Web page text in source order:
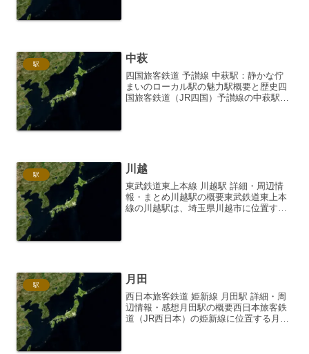
駅 中萩
四国旅客鉄道 予讃線 中萩駅：静かな佇
まいのローカル駅の魅力駅概要と歴史四
国旅客鉄道（JR四国）予讃線の中萩駅
駅 川越
東武鉄道東上本線 川越駅 詳細・周辺情
報・まとめ川越駅の概要東武鉄道東上本
線の川越駅は、埼玉県川越市に位置する
駅 月田
西日本旅客鉄道 姫新線 月田駅 詳細・周
辺情報・感想月田駅の概要西日本旅客鉄
道（JR西日本）の姫新線に位置する月田